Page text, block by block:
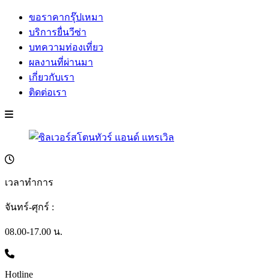
ขอราคากรุ๊ปเหมา
บริการยื่นวีซ่า
บทความท่องเที่ยว
ผลงานที่ผ่านมา
เกี่ยวกับเรา
ติดต่อเรา
เวลาทำการ
จันทร์-ศุกร์ :
08.00-17.00 น.
Hotline